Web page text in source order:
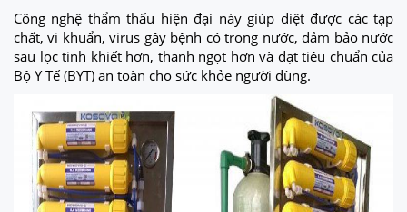
Công nghệ thẩm thấu hiện đại này giúp diệt được các tạp
chất, vi khuẩn, virus gây bệnh có trong nước, đảm bảo nước
sau lọc tinh khiết hơn, thanh ngọt hơn và đạt tiêu chuẩn của
Bộ Y Tế (BYT) an toàn cho sức khỏe người dùng.